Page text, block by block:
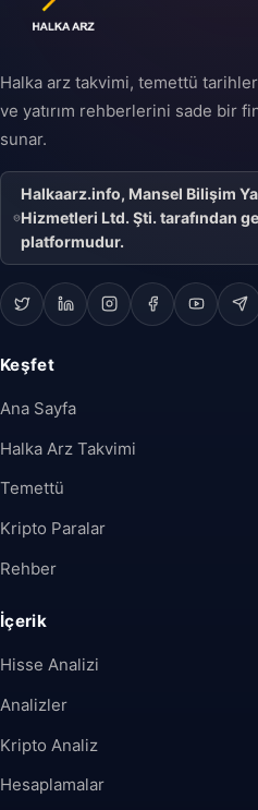
Halka arz takvimi, temettü
ve yatırım rehberlerini sade bir
sunar.
Halkaarz.info, Mansel Bilişim
Hizmetleri Ltd. Şti. tarafından
platformudur.
Keşfet
Ana Sayfa
Halka Arz Takvimi
Temettü
Kripto Paralar
Rehber
İçerik
Hisse Analizi
Analizler
Kripto Analiz
Hesaplamalar